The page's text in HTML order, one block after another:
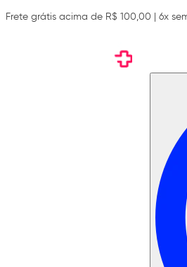
Frete grátis acima de R$ 100,00 | 6x